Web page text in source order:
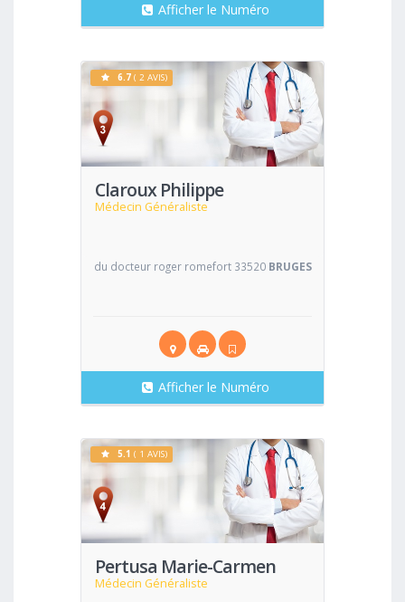
Afficher le Numéro
Claroux Philippe
Médecin Généraliste
Voir
6.7 ( 2 AVIS)
du docteur roger romefort 33520 BRUGES
Afficher le Numéro
Pertusa Marie-Carmen
Médecin Généraliste
Voir
5.1 ( 1 AVIS)